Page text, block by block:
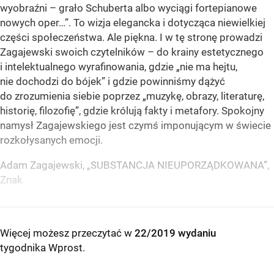
wyobraźni – grało Schuberta albo wyciągi fortepianowe
nowych oper…”. To wizja elegancka i dotycząca niewielkiej
części społeczeństwa. Ale piękna. I w tę stronę prowadzi
Zagajewski swoich czytelników – do krainy estetycznego
i intelektualnego wyrafinowania, gdzie „nie ma hejtu,
nie dochodzi do bójek” i gdzie powinniśmy dążyć
do zrozumienia siebie poprzez „muzykę, obrazy, literaturę,
historię, filozofię”, gdzie królują fakty i metafory. Spokojny
namysł Zagajewskiego jest czymś imponującym w świecie
rozkołysanych emocji.
Adam Zagajewski, „SUBSTANCJA NIEUPORZĄDKOWANA”,
Znak
Więcej możesz przeczytać w 22/2019 wydaniu
tygodnika Wprost.